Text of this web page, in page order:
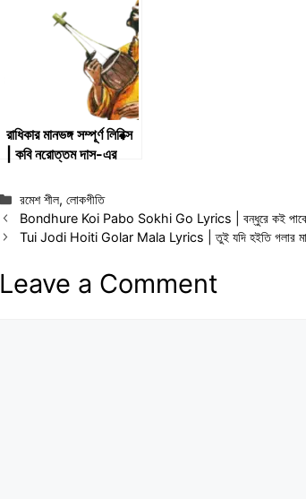
রাধিকার মানভঙ্গ সম্পূর্ণ লিরিক্স
| কবি নরোত্তম দাস-এর
Categories
রমেশ শীল,লোকগীতি
Bondhure Koi Pabo Sokhi Go Lyrics | বন্ধুরে কই
Tui Jodi Hoiti Golar Mala Lyrics | তুই যদি হইতি গলার
Leave a Comment